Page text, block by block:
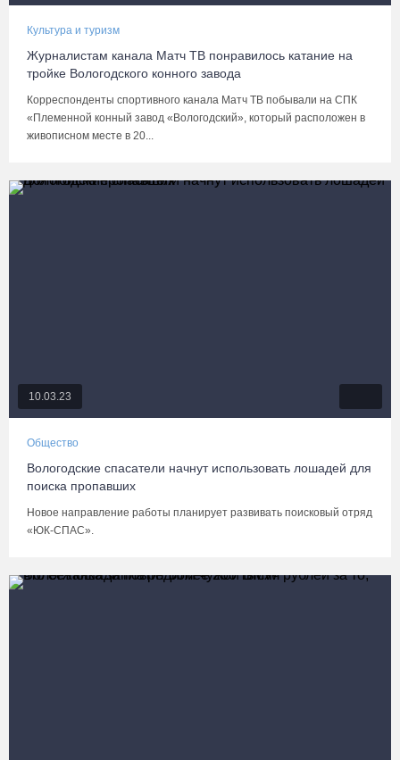
Культура и туризм
Журналистам канала Матч ТВ понравилось катание на
тройке Вологодского конного завода
Корреспонденты спортивного канала Матч ТВ побывали на СПК
«Племенной конный завод «Вологодский», который расположен в
живописном месте в 20...
10.03.23
Общество
Вологодские спасатели начнут использовать лошадей для
поиска пропавших
Новое направление работы планирует развивать поисковый отряд
«ЮК-СПАС».